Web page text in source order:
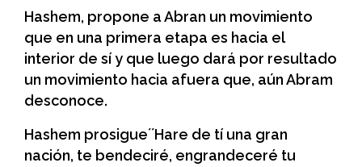
Hashem, propone a Abran un movimiento
que en una primera etapa es hacia el
interior de sí y que luego dará por resultado
un movimiento hacia afuera que, aún Abram
desconoce.
Hashem prosigue´´Hare de tí una gran
nación, te bendeciré, engrandeceré tu